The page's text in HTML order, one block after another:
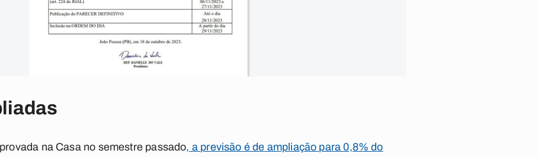
na Casa no semestre passado, a previsão é de ampliação para 0,8% do